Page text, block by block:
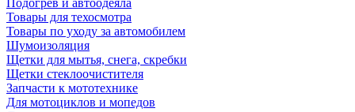
Подогрев и автоодеяла
Товары для техосмотра
Товары по уходу за автомобилем
Шумоизоляция
Щетки для мытья, снега, скребки
Щетки стеклоочистителя
Запчасти к мототехнике
Для мотоциклов и мопедов